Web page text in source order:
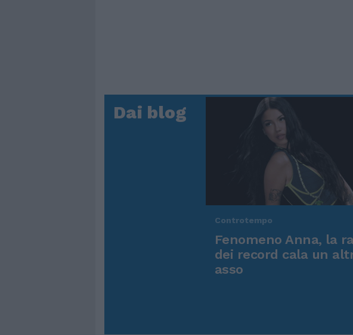
Dai blog
Controtempo
Fenomeno Anna, la
dei record cala un
asso